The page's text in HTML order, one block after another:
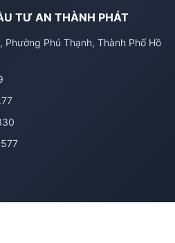
TƯ AN THÀNH PHÁT
Phường Phú Thạnh, Thành Phố Hồ